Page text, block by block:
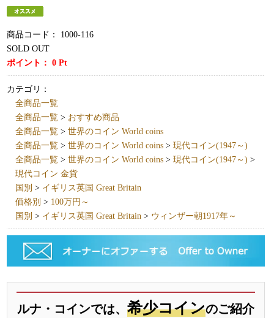
商品コード：
1000-116
SOLD OUT
ポイント：0 Pt
カテゴリ：
全商品一覧
全商品一覧 > おすすめ商品
全商品一覧 >世界のコイン World coins
全商品一覧 >世界のコイン World coins >現代コイン(1947～)
全商品一覧 >世界のコイン World coins >現代コイン(1947～) >
現代コイン 金貨
国別 > イギリス英国 Great Britain
価格別 > 100万円～
国別 > イギリス英国 Great Britain > ウィンザー朝1917年～
ルナ・コインでは、 希少コインのご紹介